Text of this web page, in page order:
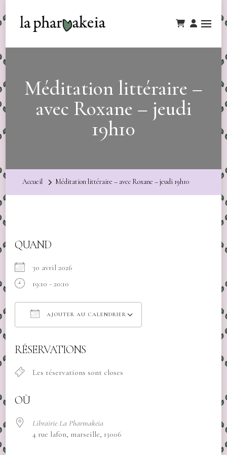
Méditation littéraire –
avec Roxane – jeudi
19h10
Accueil Méditation littéraire – avec Roxane – jeudi 19h10
QUAND
30 avril 2026
19:10 - 20:10
AJOUTER AU CALENDRIER
RÉSERVATIONS
Les réservations sont closes
OÙ
Librairie La Pharmakeia
4 rue lafon, marseille, 13006